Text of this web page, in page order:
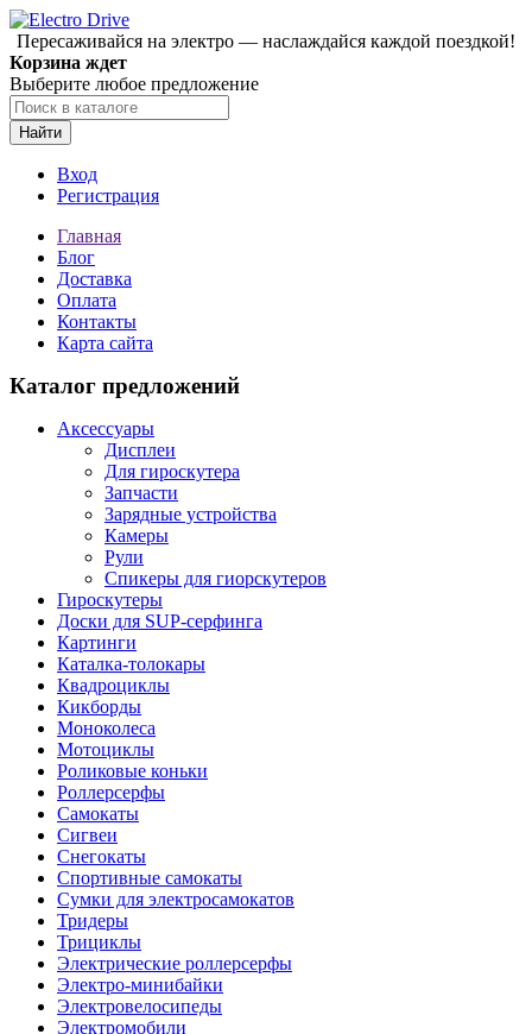
Пересаживайся на электро — наслаждайся каждой поездкой!
Корзина ждет
Выберите любое предложение
Найти
Вход
Регистрация
Главная
Блог
Доставка
Оплата
Контакты
Карта сайта
Каталог предложений
Аксессуары
Дисплеи
Для гироскутера
Запчасти
Зарядные устройства
Камеры
Рули
Спикеры для гиорскутеров
Гироскутеры
Доски для SUP-серфинга
Картинги
Каталка-толокары
Квадроциклы
Кикборды
Моноколеса
Мотоциклы
Роликовые коньки
Роллерсерфы
Самокаты
Сигвеи
Снегокаты
Спортивные самокаты
Сумки для электросамокатов
Тридеры
Трициклы
Электрические роллерсерфы
Электро-минибайки
Электровелосипеды
Электромобили